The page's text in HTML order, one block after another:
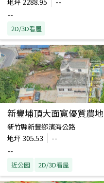
地坪 2288.95
--
--
2D/3D看屋
新豐埔頂大面寬優質農地
新竹縣新豐鄉濱海公路
地坪 305.53
--
--
近公園 2D/3D看屋